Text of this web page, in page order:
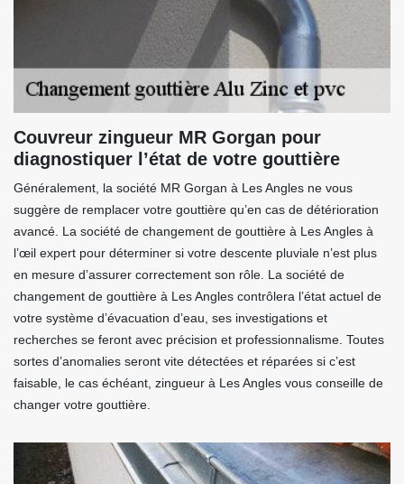
Couvreur zingueur MR Gorgan pour
diagnostiquer l’état de votre gouttière
Généralement, la société MR Gorgan à Les Angles ne vous
suggère de remplacer votre gouttière qu’en cas de détérioration
avancé. La société de changement de gouttière à Les Angles à
l’œil expert pour déterminer si votre descente pluviale n’est plus
en mesure d’assurer correctement son rôle. La société de
changement de gouttière à Les Angles contrôlera l’état actuel de
votre système d’évacuation d’eau, ses investigations et
recherches se feront avec précision et professionnalisme. Toutes
sortes d’anomalies seront vite détectées et réparées si c’est
faisable, le cas échéant, zingueur à Les Angles vous conseille de
changer votre gouttière.